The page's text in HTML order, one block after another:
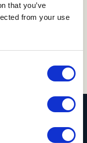
that you’ve
from your use
bla. bruges til
og ”retten til